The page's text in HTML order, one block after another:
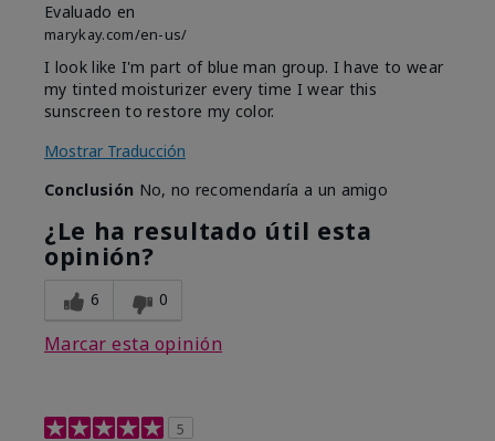
Evaluado en
marykay.com/en-us/
I look like I'm part of blue man group. I have to wear
my tinted moisturizer every time I wear this
sunscreen to restore my color.
Mostrar Traducción
Conclusión No, no recomendaría a un amigo
¿Le ha resultado útil esta
opinión?
6 0
Marcar esta opinión
5